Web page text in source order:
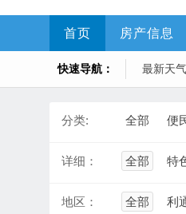
首页 房产信息
快速导航： 最新天气
分类: 全部 便
详细： 全部 特
地区： 全部 利